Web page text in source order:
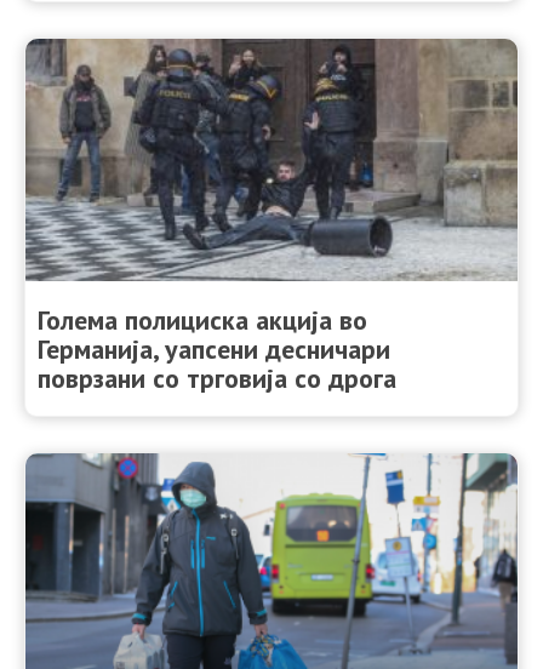
Голема полициска акција во
Германија, уапсени десничари
поврзани со трговија со дрога